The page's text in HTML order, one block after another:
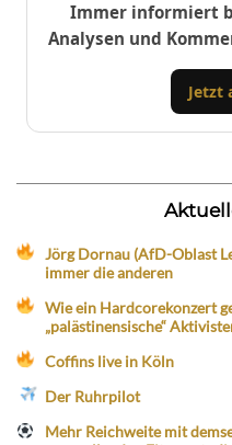
Immer informiert
Analysen und
Jetzt
Jörg Dornau (AfD-Oblast
immer die anderen
Wie ein Hardcorekonzert
„palästinensische“
Coffins live in Köln
Der Ruhrpilot
Mehr Reichweite mit